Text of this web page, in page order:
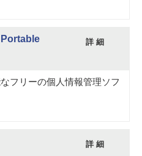
詳 細
フリーの個人情報管理ソフ
詳 細